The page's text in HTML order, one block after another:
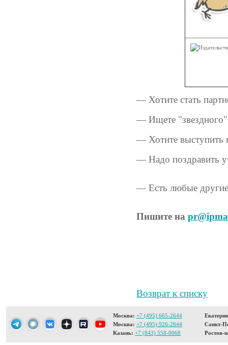
— Хотите стать
— Ищете "звездного"
— Хотите выступить
— Надо поздравить
— Есть любые
Пишите на
Возврат к списку
Москва: +7 (495) 665-2644
Москва: +7 (495) 926-2644
Казань: +7 (843) 558-0068
Санкт-
Ростов-